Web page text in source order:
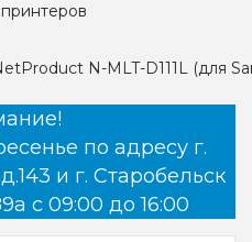
N-MLT-D111L (для
по адресу г.
и г. Старобельск
с 09:00 до 16:00